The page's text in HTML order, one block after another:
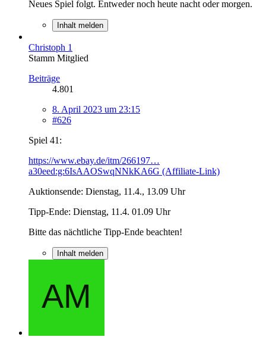
Neues Spiel folgt. Entweder noch heute nacht oder morgen.
Inhalt melden
Christoph 1
Stamm Mitglied
Beiträge
4.801
8. April 2023 um 23:15
#626
Spiel 41:
https://www.ebay.de/itm/266197…
a30eed:g:6IsAAOSwqNNkKA6G (Affiliate-Link)
Auktionsende: Dienstag, 11.4., 13.09 Uhr
Tipp-Ende: Dienstag, 11.4. 01.09 Uhr
Bitte das nächtliche Tipp-Ende beachten!
Inhalt melden